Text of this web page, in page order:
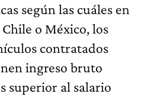
según las cuáles en
o México, los
contratados
ingreso bruto
superior al salario